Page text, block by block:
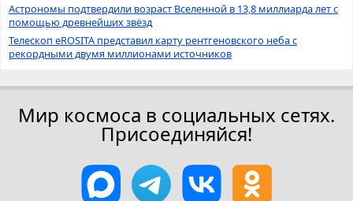
Астрономы подтвердили возраст Вселенной в 13,8 миллиарда лет с
помощью древнейших звёзд
Телескоп eROSITA представил карту рентгеновского неба с
рекордными двумя миллионами источников
Мир космоса в социальных сетях.
Присоединяйся!